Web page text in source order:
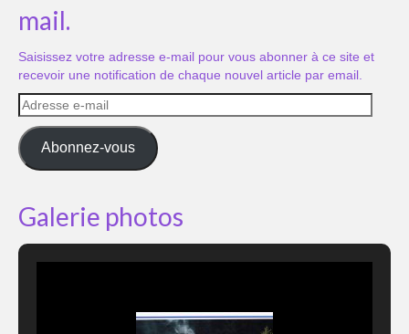
mail.
Saisissez votre adresse e-mail pour vous abonner à ce site et
recevoir une notification de chaque nouvel article par email.
Adresse
e-
mail
Abonnez-vous
Galerie photos